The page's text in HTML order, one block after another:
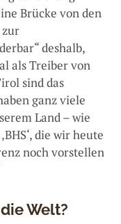
Brücke von den
deshalb,
als Treiber von
sind das
ganz viele
Land – wie
die wir heute
noch vorstellen
Welt?